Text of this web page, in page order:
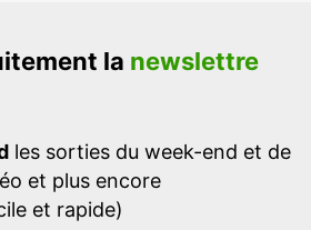
la newslettre
les sorties du week-end et de
et plus encore
et rapide)